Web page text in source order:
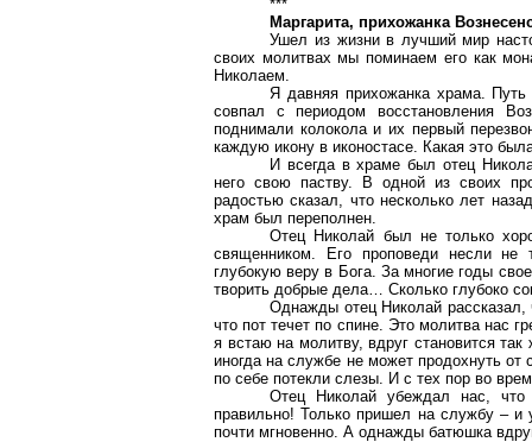
***
Маргарита, прихожанка
Ушел из жизни в лучший мир
своих молитвах мы поминаем его как
Николаем.
Я давняя прихожанка храма.
совпал с периодом восстановления
поднимали колокола и их первый
каждую икону в иконостасе. Какая это
И всегда в храме был отец
него свою паству. В одной из своих
радостью сказал, что несколько лет
храм был переполнен.
Отец Николай был не только
священником. Его проповеди несли
глубокую веру в Бога. За многие годы
творить добрые дела… Сколько глубоко
Однажды отец Николай
что пот течет по спине. Это молитва нас
я встаю на молитву, вдруг становится
иногда на службе не может продохнуть
по себе потекли слезы. И с тех пор во
Отец Николай убеждал нас,
правильно! Только пришел на службу –
почти мгновенно. А однажды батюшка